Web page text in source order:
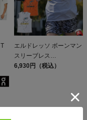
エルドレッソ ボーンマン
スリーブレス
ELDORESO Boneman
6,930円（税込）